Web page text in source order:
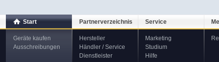
Start
Geräte kaufen
Ausschreibungen
Partnerverzeichnis
Hersteller
Händler / Service
Dienstleister
Service
Marketing
Studium
Hilfe